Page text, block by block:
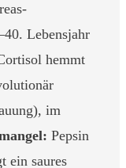
Lebensjahr
hemmt
im
Pepsin
ein saures